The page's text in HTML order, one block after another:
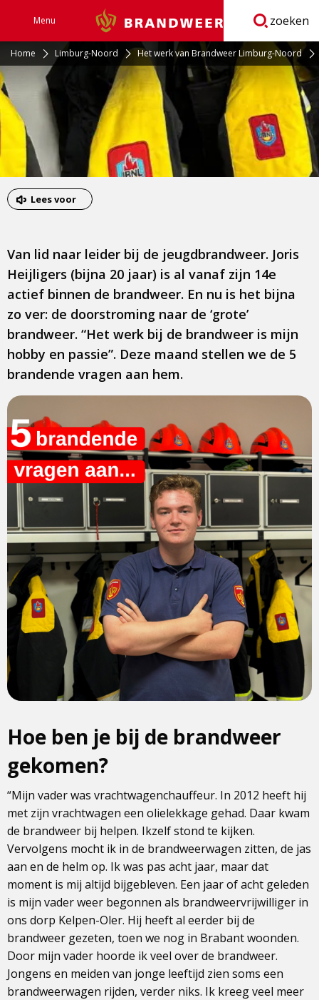
Menu Brandweer zoeken
Home Limburg-Noord Het werk van Brandweer Limburg-Noord
Lees voor
Van lid naar leider bij de jeugdbrandweer. Joris
Heijligers (bijna 20 jaar) is al vanaf zijn 14e
actief binnen de brandweer. En nu is het bijna
zo ver: de doorstroming naar de ‘grote’
brandweer. “Het werk bij de brandweer is mijn
hobby en passie”. Deze maand stellen we de 5
brandende vragen aan hem.
Hoe ben je bij de brandweer
gekomen?
“Mijn vader was vrachtwagenchauffeur. In 2012 heeft hij
met zijn vrachtwagen een olielekkage gehad. Daar kwam
de brandweer bij helpen. Ikzelf stond te kijken.
Vervolgens mocht ik in de brandweerwagen zitten, de jas
aan en de helm op. Ik was pas acht jaar, maar dat
moment is mij altijd bijgebleven. Een jaar of acht geleden
is mijn vader weer begonnen als brandweervrijwilliger in
ons dorp Kelpen-Oler. Hij heeft al eerder bij de
brandweer gezeten, toen we nog in Brabant woonden.
Door mijn vader hoorde ik veel over de brandweer.
Jongens en meiden van jonge leeftijd zien soms een
brandweerwagen rijden, verder niks. Ik kreeg veel meer